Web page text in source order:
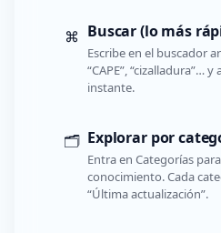
⌘ Buscar (lo más
Escribe en el buscador
“CAPE”, “cizalladura”…
instante.
🗂️ Explorar por
Entra en Categorías
conocimiento. Cada
“Última actualización”.